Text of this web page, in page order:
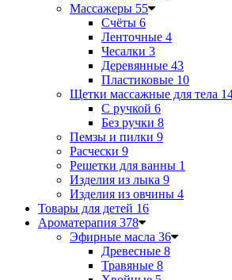
Массажеры 55
Счёты 6
Ленточные 4
Чесалки 3
Деревянные 43
Пластиковые 10
Щетки массажные для тела
С ручкой 6
Без ручки 8
Пемзы и пилки 9
Расчески 9
Решетки для ванны 1
Изделия из лыка 9
Изделия из овчины 4
Товары для детей 16
Ароматерапия 378
Эфирные масла 36
Древесные 8
Травяные 8